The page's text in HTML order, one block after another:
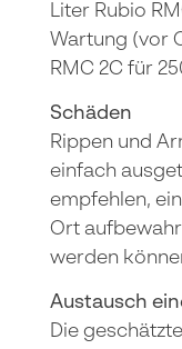
Liter Rubio
Wartung (vor
RMC 2C für
Schäden
Rippen und
einfach
empfehlen,
Ort
werden
Austausch
Die